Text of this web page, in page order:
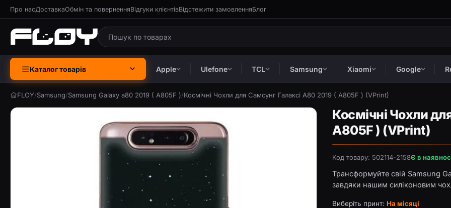
Про насДоставкаОбмін та поверненняВідгуки клієнтівВідстежити замовленняБлог
Каталог товарів Apple Ulefone TCL Samsung Xiaomi Google
FLOY/Samsung/Samsung Galaxy a80 2019 ( A805F )/Космічні Чохли для Самсунг Галаксі A80 2019 ( A805F ) (VPrint)
Космічні Чохли
A805F ) (VPrint)
Код товару: 502114-2158Є в
Трансформуйте свій Samsung
завдяки нашим силіконовим
Виберіть принт: На місяці